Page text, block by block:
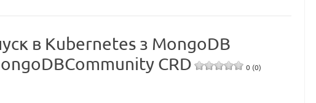
в Kubernetes з MongoDB
CRD
0 (0)